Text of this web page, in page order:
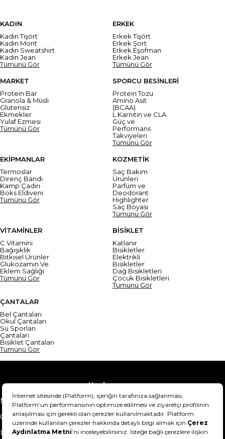
KADIN
Kadın Tişört
Kadın Mont
Kadın Sweatshirt
Kadın Jean
Tümünü Gör
ERKEK
Erkek Tişört
Erkek Şort
Erkek Eşofman
Erkek Jean
Tümünü Gör
MARKET
Protein Bar
Granola & Müsli
Glutensiz
Ekmekler
Yulaf Ezmesi
Tümünü Gör
SPORCU BESİNLERİ
Protein Tozu
Amino Asit
(BCAA)
L Karnitin ve CLA
Güç ve
Performans
Takviyeleri
Tümünü Gör
EKİPMANLAR
Termoslar
Direnç Bandı
Kamp Çadırı
Boks Eldiveni
Tümünü Gör
KOZMETİK
Saç Bakım
Ürünleri
Parfüm ve
Deodorant
Highlighter
Saç Boyası
Tümünü Gör
VİTAMİNLER
C Vitamini
Bağışıklık
Bitkisel Ürünler
Glukozamin Ve
Eklem Sağlığı
Tümünü Gör
BİSİKLET
Katlanır
Bisikletler
Elektrikli
Bisikletler
Dağ Bisikletleri
Çocuk Bisikletleri
Tümünü Gör
ÇANTALAR
Bel Çantaları
Okul Çantaları
Su Sporları
Çantaları
Bisiklet Çantaları
Tümünü Gör
Yardım
Mesafeli Satış Sözleşmesi
Teslimat Bilgisi
Gizlilik Sözleşmesi
Şartlar & Koşullar
Ürünümü nasıl iade
Hakkımızda